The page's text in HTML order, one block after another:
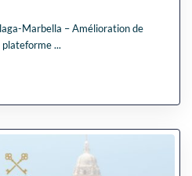
Marbella – Amélioration de
plateforme...